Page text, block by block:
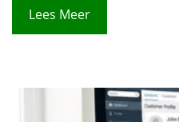
Lees Meer